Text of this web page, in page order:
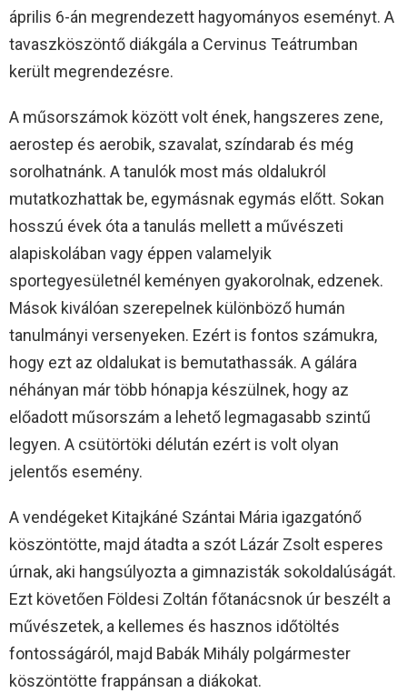
április 6-án megrendezett hagyományos eseményt. A
tavaszköszöntő diákgála a Cervinus Teátrumban
került megrendezésre.
A műsorszámok között volt ének, hangszeres zene,
aerostep és aerobik, szavalat, színdarab és még
sorolhatnánk. A tanulók most más oldalukról
mutatkozhattak be, egymásnak egymás előtt. Sokan
hosszú évek óta a tanulás mellett a művészeti
alapiskolában vagy éppen valamelyik
sportegyesületnél keményen gyakorolnak, edzenek.
Mások kiválóan szerepelnek különböző humán
tanulmányi versenyeken. Ezért is fontos számukra,
hogy ezt az oldalukat is bemutathassák. A gálára
néhányan már több hónapja készülnek, hogy az
előadott műsorszám a lehető legmagasabb szintű
legyen. A csütörtöki délután ezért is volt olyan
jelentős esemény.
A vendégeket Kitajkáné Szántai Mária igazgatónő
köszöntötte, majd átadta a szót Lázár Zsolt esperes
úrnak, aki hangsúlyozta a gimnazisták sokoldalúságát.
Ezt követően Földesi Zoltán főtanácsnok úr beszélt a
művészetek, a kellemes és hasznos időtöltés
fontosságáról, majd Babák Mihály polgármester
köszöntötte frappánsan a diákokat.